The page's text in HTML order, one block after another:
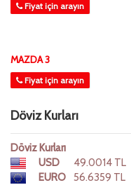
Fiyat için arayın
MAZDA 3
Fiyat için arayın
Döviz Kurları
Döviz Kurları
USD
49.0014 TL
EURO
56.6359 TL